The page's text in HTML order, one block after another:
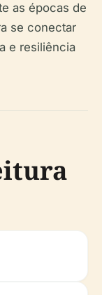
as épocas de
se conectar
e resiliência